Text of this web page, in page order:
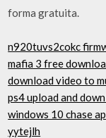
forma gratuita.
n920tuvs2cokc
mafia 3 free
download video to
ps4 upload and
windows 10 chase
yytejlh